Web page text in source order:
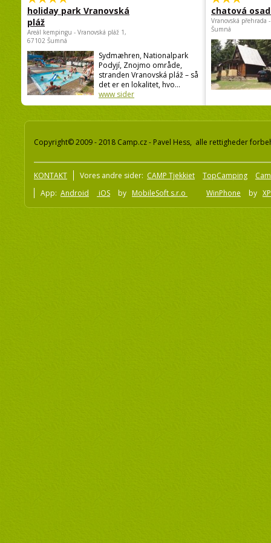
holiday park Vranovská
pláž
Areál kempingu - Vranovská pláž 1,
67102 Šumná
Sydmæhren, Nationalpark
Podyjí, Znojmo område,
stranden Vranovská pláž – så
det er en lokalitet, hvo...
www sider
chatová
Vranovská přehrada
Šumná
Copyright© 2009 - 2018 Camp.cz - Pavel Hess, alle rettigheder
KONTAKT Vores andre sider: CAMP Tjekkiet TopCamping
App: Android iOS by MobileSoft s.r.o WinPhone by